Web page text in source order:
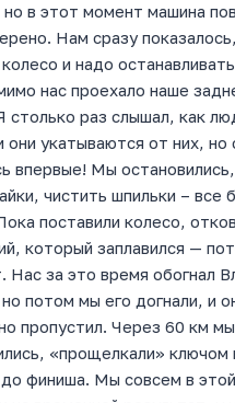
но в этот момент машина
Нам сразу
и надо
нас проехало наше
столько раз слышал, как
они укатываются от них, но
впервые! Мы
чистить шпильки – все
поставили колесо,
который заплавился —
Нас за это время обогнал
потом мы его догнали, и
пропустил. Через 60 км
«прощелкали» ключом
финиша. Мы совсем в